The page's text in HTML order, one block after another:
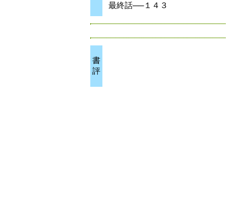
最終話──１４３
書
評